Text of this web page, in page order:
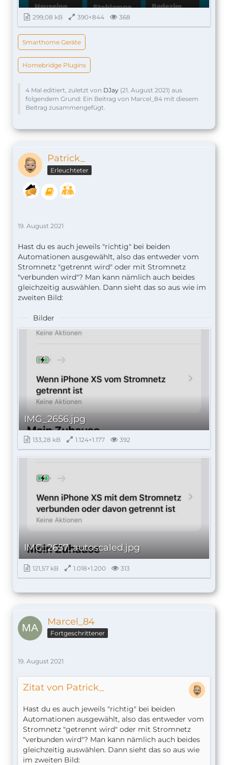
299,08 kB 390×844 368
Smarthome Geräte
Homebridge Plugins
4 Mal editiert, zuletzt von DJay (21. August 2021) aus
folgendem Grund: Ein Beitrag von Marcel_84 mit diesem
Beitrag zusammengefügt.
Patrick_
Erleuchteter
19. August 2021
Hast du es auch jeweils "richtig" bei beiden
Automationen ausgewählt, also das entweder vom
Stromnetz "getrennt wird" oder mit Stromnetz
"verbunden wird"? Man kann nämlich auch beides
gleichzeitig auswählen. Dann sieht das so aus wie im
zweiten Bild:
Bilder
IMG_2656.jpg
133,28 kB 1.124×1.177 392
IMG_2657_autoscaled.jpg
121,57 kB 1.018×1.200 313
Marcel_84
Fortgeschrittener
19. August 2021
Zitat von Patrick_
Hast du es auch jeweils "richtig" bei beiden
Automationen ausgewählt, also das entweder vom
Stromnetz "getrennt wird" oder mit Stromnetz
"verbunden wird"? Man kann nämlich auch beides
gleichzeitig auswählen. Dann sieht das so aus wie
im zweiten Bild: